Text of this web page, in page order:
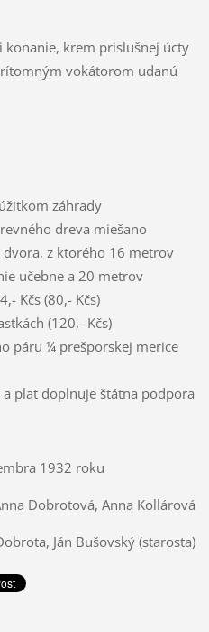
krem prislušnej úcty
vokátorom udanú
záhrady
dreva miešano
z ktorého 16 metrov
učebne a 20 metrov
Kčs (80,- Kčs)
(120,- Kčs)
páru ¼ prešporskej merice
plat doplnuje štátna podpora
1932 roku
Dobrotová, Anna Kollárová
Ján Bušovský (starosta)